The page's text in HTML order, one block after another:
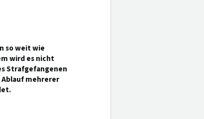
so weit wie
wird es nicht
Strafgefangenen
mehrerer